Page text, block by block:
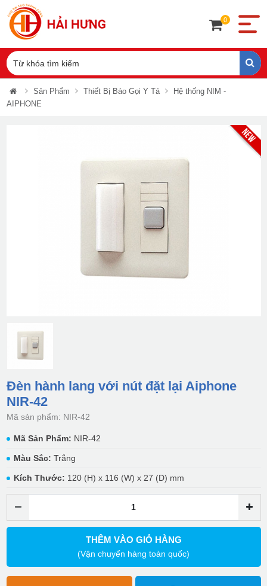
0
Sản Phẩm Thiết Bị Báo Gọi Y Tá
Hệ thống NIM -
AIPHONE
Đèn hành lang với nút đặt lại Aiphone
NIR-42
Mã sản phẩm: NIR-42
Mã Sản Phẩm: NIR-42
Màu Sắc: Trắng
Kích Thước: 120 (H) x 116 (W) x 27 (D) mm
THÊM VÀO GIỎ HÀNG
(Vận chuyển hàng toàn quốc)